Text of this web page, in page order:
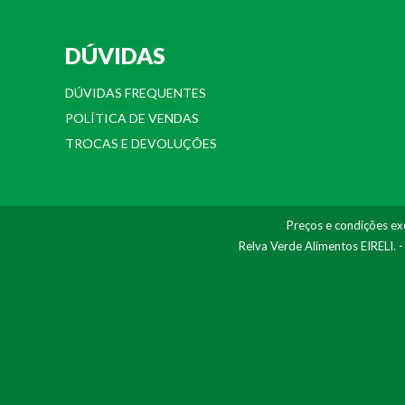
DÚVIDAS
DÚVIDAS FREQUENTES
POLÍTICA DE VENDAS
TROCAS E DEVOLUÇÕES
Preços e condições
Relva Verde Alimentos